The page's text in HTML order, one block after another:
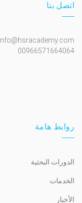
اتصل بنا
Info@hsracademy.com
00966571664064
روابط هامة
الدورات البحثية
الخدمات
الأخبار